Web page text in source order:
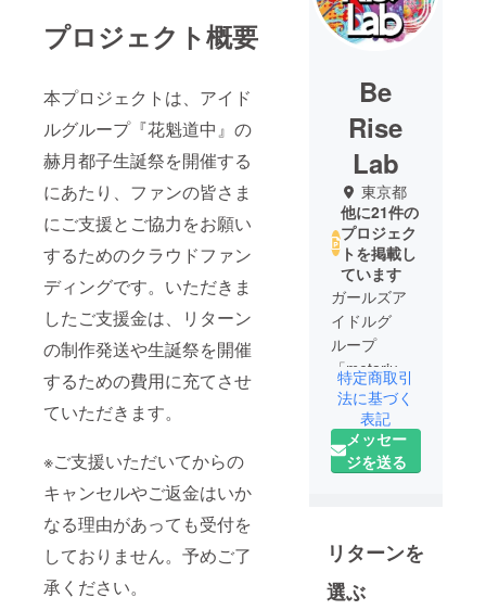
プロジェクト概要
本プロジェクトは、アイド
ルグループ『花魁道中』の
赫月都子生誕祭を開催する
にあたり、ファンの皆さま
にご支援とご協力をお願い
するためのクラウドファン
ディングです。いただきま
したご支援金は、リターン
の制作発送や生誕祭を開催
するための費用に充てさせ
ていただきます。
※ご支援いただいてからの
キャンセルやご返金はいか
なる理由があっても受付を
しておりません。予めご了
承ください。
Be
Rise
Lab
東京都
他に21件の
プロジェク
トを掲載し
ています
ガールズア
イドルグ
ループ
「metarium
」、「花魁
道中」、
「Made in
Maiden」が
特定商取引
法に基づく
表記
メッセー
ジを送る
リターンを
選ぶ